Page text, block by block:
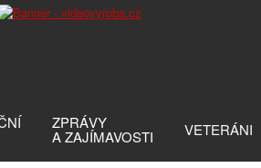
ZPRÁVY
A ZAJÍMAVOSTI VETERÁNI